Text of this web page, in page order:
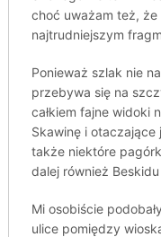
choć uważam też,
najtrudniejszym
Ponieważ szlak nie
przebywa się na
całkiem fajne widoki
Skawinę i otaczające
także niektóre
dalej również
Mi osobiście
ulice pomiędzy